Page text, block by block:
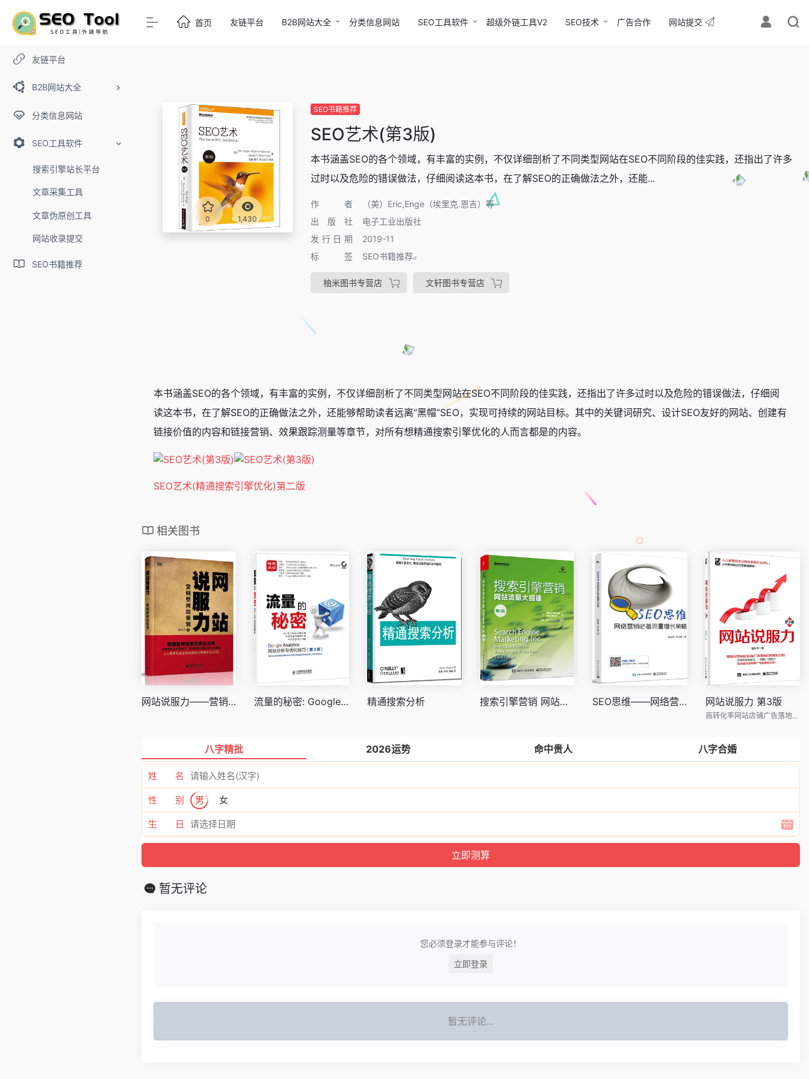
友链平台
B2B网站大全
分类信息网站
SEO工具软件
搜索引擎站长平台
文章采集工具
文章伪原创工具
网站收录提交
SEO书籍推荐
首页 友链平台 B2B网站大全 分类信息网站 SEO工具软件 超级外链工具V2 SEO技术 广告合作 网站提交
0 1,430
SEO书籍推荐
SEO艺术(第3版)
本书涵盖SEO的各个领域，有丰富的实例，不仅详细剖析了不同类型网站在SEO不同阶段的佳实践，还指出了许多
过时以及危险的错误做法，仔细阅读这本书，在了解SEO的正确做法之外，还能...
作者
（美）Eric,Enge（埃里克.恩吉）等
出版社
电子工业出版社
发行日期
2019-11
标签
SEO书籍推荐
柚米图书专营店 文轩图书专营店
本书涵盖SEO的各个领域，有丰富的实例，不仅详细剖析了不同类型网站在SEO不同阶段的佳实践，还指出了许多过时以及危险的错误做法，仔细阅
读这本书，在了解SEO的正确做法之外，还能够帮助读者远离”黑帽”SEO，实现可持续的网站目标。其中的关键词研究、设计SEO友好的网站、创建有
链接价值的内容和链接营销、效果跟踪测量等章节，对所有想精通搜索引擎优化的人而言都是的内容。
SEO艺术(精通搜索引擎优化)第二版
相关图书
网站说服力——营销型网站策划 流量的秘密: Google Analytics网站分析与优化技巧(第3版) 精通搜索分析 搜索引擎营销 网站流量大提速 第三版 SEO思维——网络营销流量增长策略 网站说服力 第3版
高转化率网站店铺广告落地页的策划之道
八字精批 2026运势 命中贵人 八字合婚
姓 名
性 别 男 女
生 日
暂无评论
您必须登录才能参与评论！
立即登录
暂无评论...